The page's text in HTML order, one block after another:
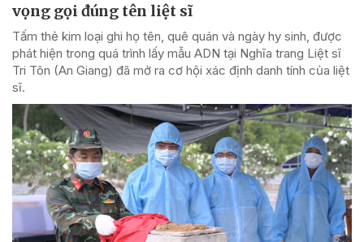
vọng gọi đúng tên liệt sĩ
Tấm thẻ kim loại ghi họ tên, quê quán và ngày hy sinh, được
phát hiện trong quá trình lấy mẫu ADN tại Nghĩa trang Liệt sĩ
Tri Tôn (An Giang) đã mở ra cơ hội xác định danh tính của liệt
sĩ.